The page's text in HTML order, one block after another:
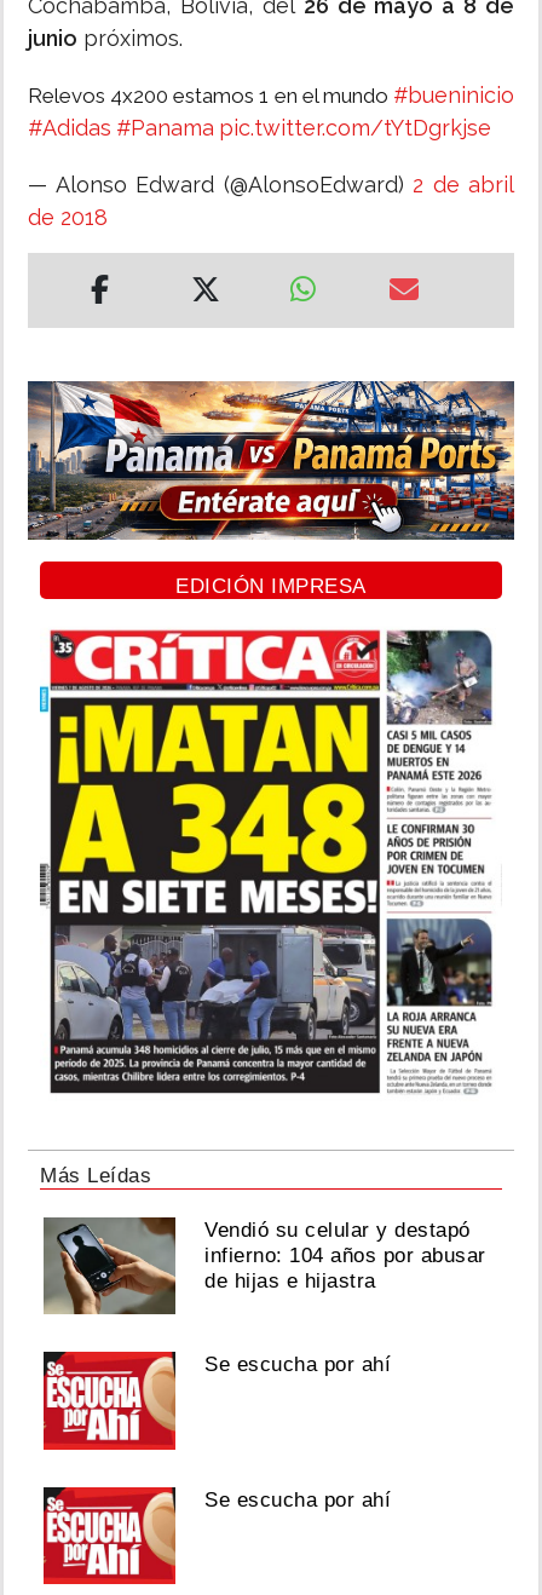
Cochabamba, Bolivia, del 26 de mayo a 8 de
junio próximos.
Relevos 4x200 estamos 1 en el mundo #bueninicio
#Adidas #Panama pic.twitter.com/tYtDgrkjse
— Alonso Edward (@AlonsoEdward) 2 de abril
de 2018
EDICIÓN IMPRESA
Más Leídas
Vendió su celular y destapó
infierno: 104 años por abusar
de hijas e hijastra
Se escucha por ahí
Se escucha por ahí